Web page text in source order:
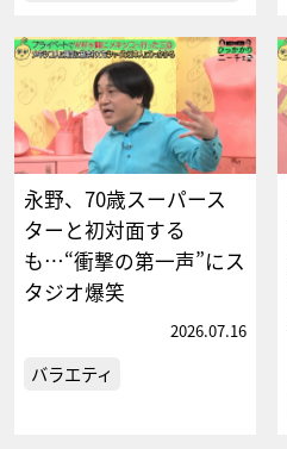
永野、70歳スーパース
ターと初対面する
も…“衝撃の第一声”にス
タジオ爆笑
2026.07.16
バラエティ